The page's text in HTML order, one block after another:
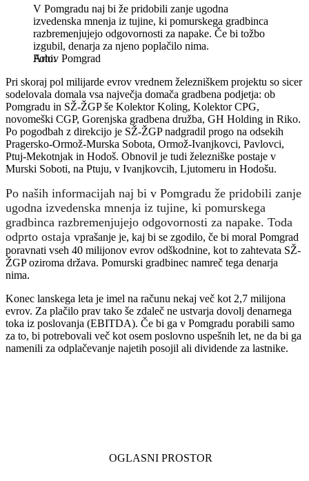
V Pomgradu naj bi že pridobili zanje ugodna
izvedenska mnenja iz tujine, ki pomurskega gradbinca
razbremenjujejo odgovornosti za napake. Če bi tožbo
izgubil, denarja za njeno poplačilo nima.
Arhiv Pomgrad
Pri skoraj pol milijarde evrov vrednem železniškem projektu so sicer
sodelovala domala vsa največja domača gradbena podjetja: ob
Pomgradu in SŽ-ŽGP še Kolektor Koling, Kolektor CPG,
novomeški CGP, Gorenjska gradbena družba, GH Holding in Riko.
Po pogodbah z direkcijo je SŽ-ŽGP nadgradil progo na odsekih
Pragersko-Ormož-Murska Sobota, Ormož-Ivanjkovci, Pavlovci,
Ptuj-Mekotnjak in Hodoš. Obnovil je tudi železniške postaje v
Murski Soboti, na Ptuju, v Ivanjkovcih, Ljutomeru in Hodošu.
Po naših informacijah naj bi v Pomgradu že pridobili zanje
ugodna izvedenska mnenja iz tujine, ki pomurskega
gradbinca razbremenjujejo odgovornosti za napake. Toda
odprto ostaja vprašanje je, kaj bi se zgodilo, če bi moral Pomgrad
poravnati vseh 40 milijonov evrov odškodnine, kot to zahtevata SŽ-
ŽGP oziroma država. Pomurski gradbinec namreč tega denarja
nima.
Konec lanskega leta je imel na računu nekaj več kot 2,7 milijona
evrov. Za plačilo prav tako še zdaleč ne ustvarja dovolj denarnega
toka iz poslovanja (EBITDA). Če bi ga v Pomgradu porabili samo
za to, bi potrebovali več kot osem poslovno uspešnih let, ne da bi ga
namenili za odplačevanje najetih posojil ali dividende za lastnike.